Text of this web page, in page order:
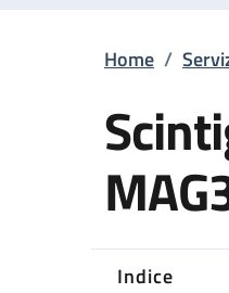
Home /
Indice